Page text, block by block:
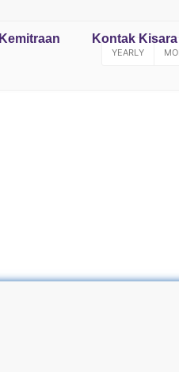
Kemitraan Kontak Kisara
YEARLY